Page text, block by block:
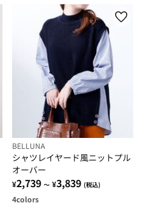
BELLUNA
シャツレイヤード風ニットプル
オーバー
¥2,739 ～ ¥3,839 (税込)
4colors